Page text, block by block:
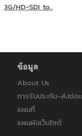
ศูนย์บริการทริปเปิลที บร
ห้างหุ้นส่วนจำกัด บี.พี.ไอ
โรงพยาบาลมหาราชนครร
ไทยประกันชีวิต
ไทยประกันชีวิต : ฟิวเจอ
ไทยประกันชีวิต : เซ็นทรั
ไทยประกันชีวิต : เซ็นทรั
3G/HD-SDI to..
ข้อมูล
About Us
การรับประกัน-ส่งซ่อ
แผนที่
แผนผังเว็บไซต์